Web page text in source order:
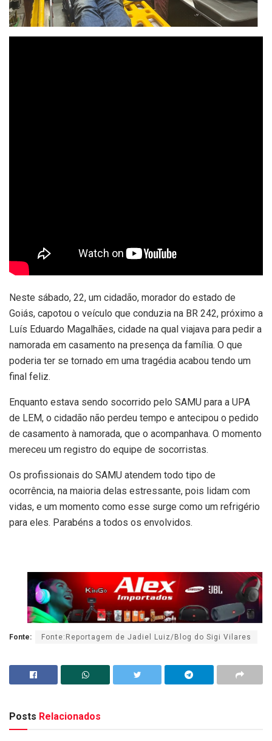
Neste sábado, 22, um cidadão, morador do estado de
Goiás, capotou o veículo que conduzia na BR 242, próximo a
Luís Eduardo Magalhães, cidade na qual viajava para pedir a
namorada em casamento na presença da família. O que
poderia ter se tornado em uma tragédia acabou tendo um
final feliz.
Enquanto estava sendo socorrido pelo SAMU para a UPA
de LEM, o cidadão não perdeu tempo e antecipou o pedido
de casamento à namorada, que o acompanhava. O momento
mereceu um registro do equipe de socorristas.
Os profissionais do SAMU atendem todo tipo de
ocorrência, na maioria delas estressante, pois lidam com
vidas, e um momento como esse surge como um refrigério
para eles. Parabéns a todos os envolvidos.
Fonte: Fonte:Reportagem de Jadiel Luiz/Blog do Sigi Vilares
Posts Relacionados